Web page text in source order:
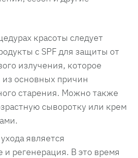
красоты следует
с SPF для защиты от
излучения, которое
основных причин
старения. Можно также
сыворотку или крем
является
и регенерация. В это время